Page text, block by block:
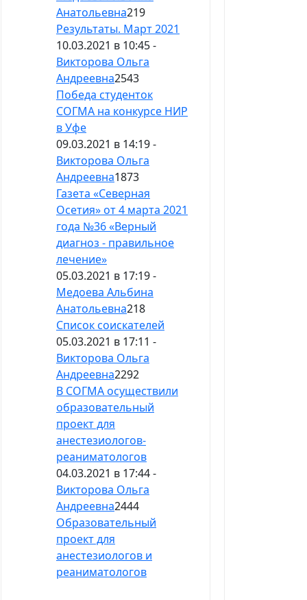
Анатольевна219
Результаты. Март 2021
10.03.2021 в 10:45 -
Викторова Ольга
Андреевна2543
Победа студенток
СОГМА на конкурсе НИР
в Уфе
09.03.2021 в 14:19 -
Викторова Ольга
Андреевна1873
Газета «Северная
Осетия» от 4 марта 2021
года №36 «Верный
диагноз - правильное
лечение»
05.03.2021 в 17:19 -
Медоева Альбина
Анатольевна218
Список соискателей
05.03.2021 в 17:11 -
Викторова Ольга
Андреевна2292
В СОГМА осуществили
образовательный
проект для
анестезиологов-
реаниматологов
04.03.2021 в 17:44 -
Викторова Ольга
Андреевна2444
Образовательный
проект для
анестезиологов и
реаниматологов